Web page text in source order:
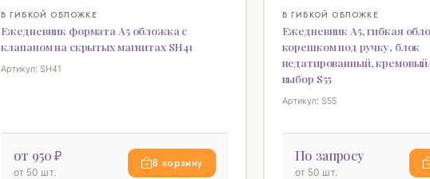
В ГИБКОЙ ОБЛОЖКЕ
Ежедневник формата А5 обложка с
клапаном на скрытых магнитах SH41
Артикул: SH41
от 950 ₽
от 50 шт.
В корзину
В ГИБКОЙ ОБЛОЖКЕ
Ежедневник А5, гибкая
корешком под ручку, блок
недатированный,
выбор S55
Артикул: S55
По запросу
от 50 шт.